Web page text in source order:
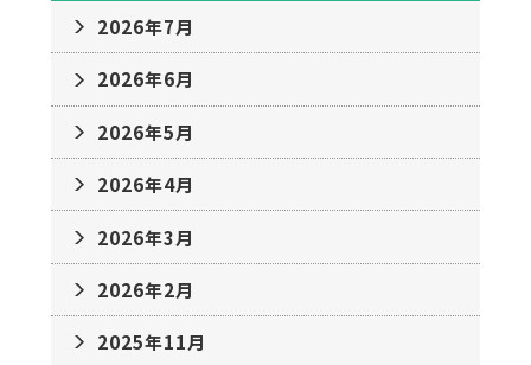
2026年7月
2026年6月
2026年5月
2026年4月
2026年3月
2026年2月
2025年11月